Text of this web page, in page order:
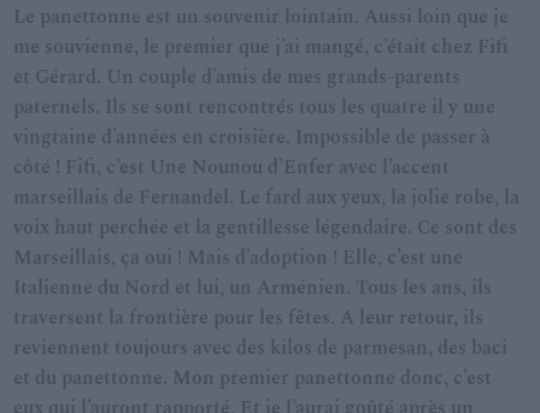
Le panettonne est un souvenir lointain. Aussi loin que je
me souvienne, le premier que j’ai mangé, c’était chez Fifi
et Gérard. Un couple d’amis de mes grands-parents
paternels. Ils se sont rencontrés tous les quatre il y une
vingtaine d’années en croisière. Impossible de passer à
côté ! Fifi, c’est Une Nounou d’Enfer avec l’accent
marseillais de Fernandel. Le fard aux yeux, la jolie robe, la
voix haut perchée et la gentillesse légendaire. Ce sont des
Marseillais, ça oui ! Mais d’adoption ! Elle, c’est une
Italienne du Nord et lui, un Arménien. Tous les ans, ils
traversent la frontière pour les fêtes. A leur retour, ils
reviennent toujours avec des kilos de parmesan, des baci
et du panettonne. Mon premier panettonne donc, c’est